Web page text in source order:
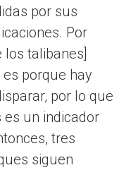
por sus
Por
talibanes]
porque hay
por lo que
un indicador
tres
siguen